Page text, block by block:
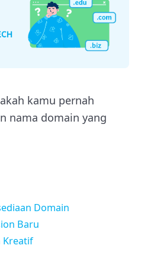
kamu pernah
nama domain yang
Domain
Baru
Kreatif